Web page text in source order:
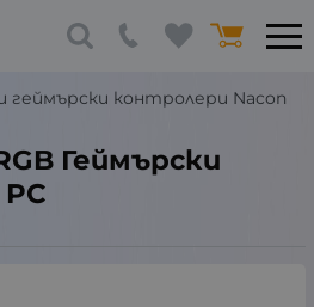
геймърски контролери Nacon
Геймърски